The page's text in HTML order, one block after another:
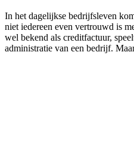
In het dagelijkse bedrijfsleven
niet iedereen even vertrouwd is
wel bekend als creditfactuur,
administratie van een bedrijf.